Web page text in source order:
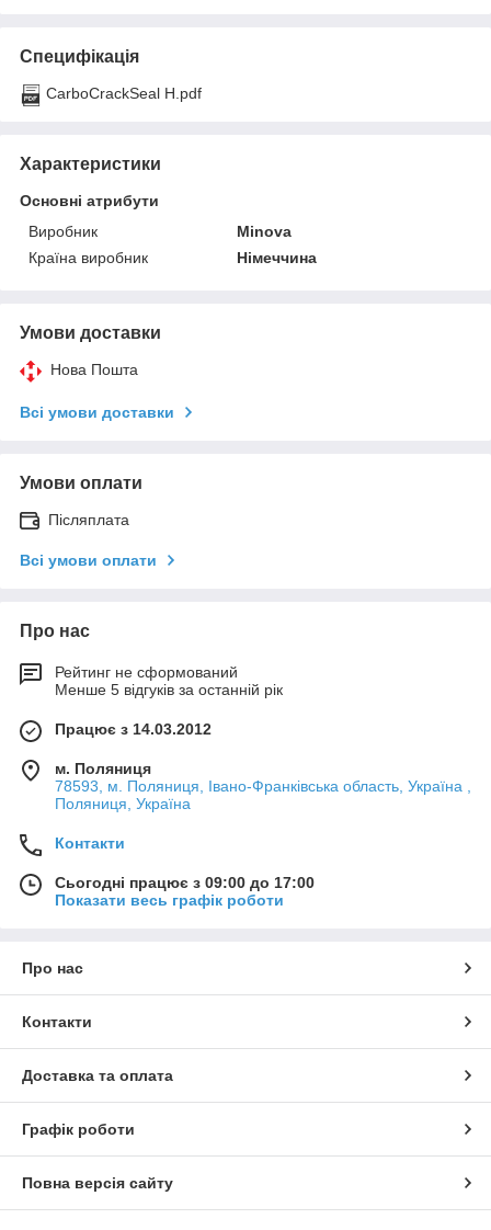
Специфікація
CarboCrackSeal H.pdf
Характеристики
Основні атрибути
Виробник
Minova
Країна виробник
Німеччина
Умови доставки
Нова Пошта
Всі умови доставки
Умови оплати
Післяплата
Всі умови оплати
Про нас
Рейтинг не сформований
Менше 5 відгуків за останній рік
Працює з 14.03.2012
м. Поляниця
78593, м. Поляниця, Івано-Франківська область, Україна ,
Поляниця, Україна
Контакти
Сьогодні працює з 09:00 до 17:00
Показати весь графік роботи
Про нас
Контакти
Доставка та оплата
Графік роботи
Повна версія сайту